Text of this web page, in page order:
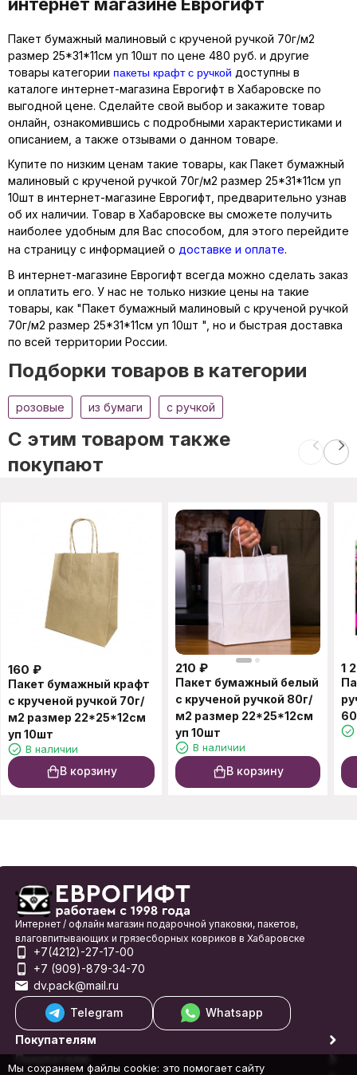
Пакет бумажный малиновый с крученой ручкой 70г/м2
размер 25*31*11см уп 10шт по цене 480 руб. и другие
товары категории пакеты крафт с ручкой доступны в
каталоге интернет-магазина Еврогифт в Хабаровске по
выгодной цене. Сделайте свой выбор и закажите товар
онлайн, ознакомившись с подробными характеристиками и
описанием, а также отзывами о данном товаре.
Купите по низким ценам такие товары, как Пакет бумажный
малиновый с крученой ручкой 70г/м2 размер 25*31*11см уп
10шт в интернет-магазине Еврогифт, предварительно узнав
об их наличии. Товар в Хабаровске вы сможете получить
наиболее удобным для Вас способом, для этого перейдите
на страницу с информацией о доставке и оплате.
В интернет-магазине Еврогифт всегда можно сделать заказ
и оплатить его. У нас не только низкие цены на такие
товары, как "Пакет бумажный малиновый с крученой ручкой
70г/м2 размер 25*31*11см уп 10шт ", но и быстрая доставка
по всей территории России.
Подборки товаров в категории
розовые из бумаги с ручкой
C этим товаром также
покупают
160 ₽
Пакет бумажный крафт
с крученой ручкой 70г/
м2 размер 22*25*12см
уп 10шт
В наличии
В корзину
210 ₽
Пакет бумажный белый
с крученой ручкой 80г/
м2 размер 22*25*12см
уп 10шт
В наличии
В корзину
1
Интернет / офлайн магазин подарочной упаковки, пакетов,
влаговпитывающих и грязесборных ковриков в Хабаровске
+7(4212)-27-17-00
+7 (909)-879-34-70
dv.pack@mail.ru
Telegram
Whatsapp
Покупателям
Покупателю
Мы сохраняем файлы cookie: это помогает сайту